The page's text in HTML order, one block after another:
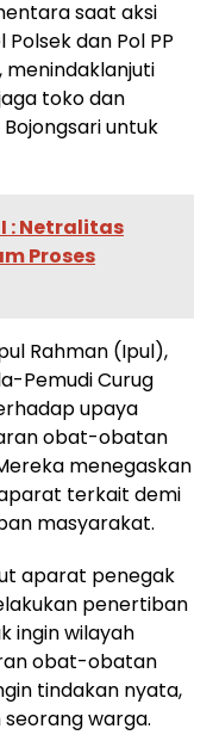
saat aksi
dan Pol PP
toko dan
untuk
: Netralitas
Proses
Rahman (Ipul),
Pemudi Curug
upaya
obat-obatan
menegaskan
terkait demi
masyarakat.
aparat penegak
penertiban
ingin wilayah
obat-obatan
tindakan nyata,
seorang warga.